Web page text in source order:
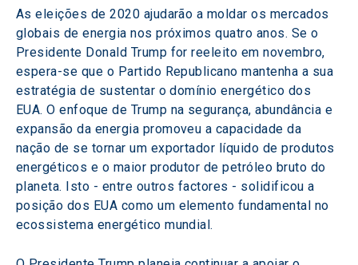
As eleições de 2020 ajudarão a moldar os mercados
globais de energia nos próximos quatro anos. Se o
Presidente Donald Trump for reeleito em novembro,
espera-se que o Partido Republicano mantenha a sua
estratégia de sustentar o domínio energético dos
EUA. O enfoque de Trump na segurança, abundância e
expansão da energia promoveu a capacidade da
nação de se tornar um exportador líquido de produtos
energéticos e o maior produtor de petróleo bruto do
planeta. Isto - entre outros factores - solidificou a
posição dos EUA como um elemento fundamental no
ecossistema energético mundial.